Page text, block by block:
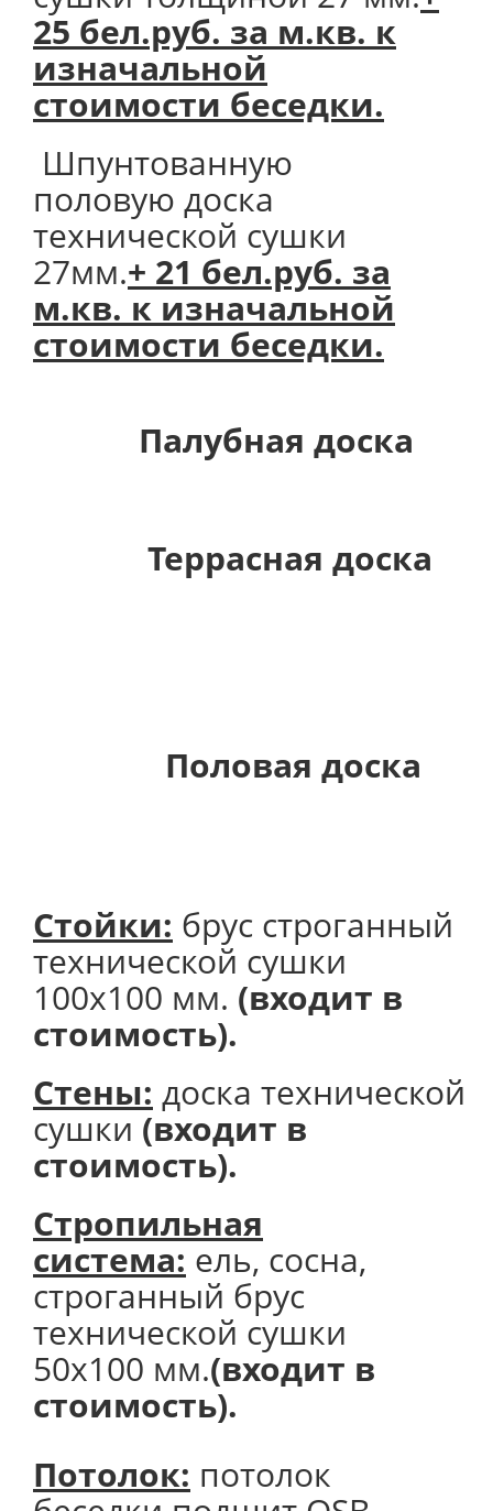
25 бел.руб. за м.кв. к
изначальной
стоимости беседки.
Шпунтованную
половую доска
технической сушки
27мм.+ 21 бел.руб. за
м.кв. к изначальной
стоимости беседки.
Палубная доска
Террасная доска
Половая доска
Стойки: брус строганный
технической сушки
100х100 мм. (входит в
стоимость).
Стены: доска технической
сушки (входит в
стоимость).
Стропильная
система: ель, сосна,
строганный брус
технической сушки
50х100 мм.(входит в
стоимость).
Потолок: потолок